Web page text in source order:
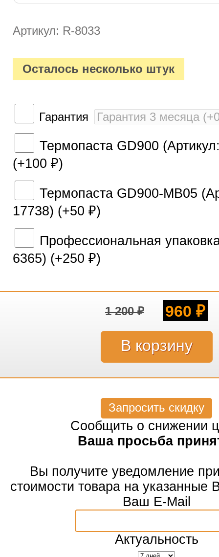
Артикул: R-8033
Осталось несколько штук
Гарантия
Термопаста GD900
(+100 ₽)
Термопаста GD900-MB05
17738) (+50 ₽)
Профессиональная
6365) (+250 ₽)
1 200₽ 960 ₽
Запросить скидку
Сообщить о снижении
Ваша просьба
Вы получите уведомление
стоимости товара на указанные
Ваш E-Mail
Актуальность